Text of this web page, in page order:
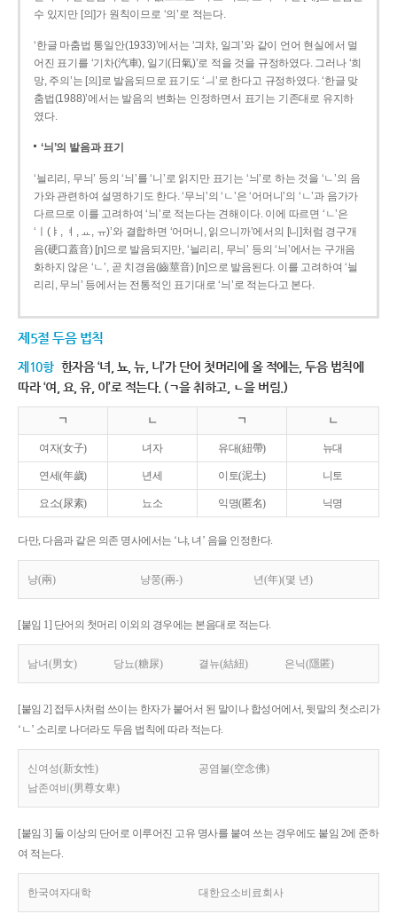
수 있지만 [의]가 원칙이므로 ‘의’로 적는다.
‘한글 마춤법 통일안(1933)’에서는 ‘긔챠, 일긔’와 같이 언어 현실에서 멀
어진 표기를 ‘기차(汽車), 일기(日氣)’로 적을 것을 규정하였다. 그러나 ‘희
망, 주의’는 [의]로 발음되므로 표기도 ‘ㅢ’로 한다고 규정하였다. ‘한글 맞
춤법(1988)’에서는 발음의 변화는 인정하면서 표기는 기존대로 유지하
였다.
‘늬’의 발음과 표기
‘늴리리, 무늬’ 등의 ‘늬’를 ‘니’로 읽지만 표기는 ‘늬’로 하는 것을 ‘ㄴ’의 음
가와 관련하여 설명하기도 한다. ‘무늬’의 ‘ㄴ’은 ‘어머니’의 ‘ㄴ’과 음가가
다르므로 이를 고려하여 ‘늬’로 적는다는 견해이다. 이에 따르면 ‘ㄴ’은
‘ㅣ(ㅑ, ㅕ, ㅛ, ㅠ)’와 결합하면 ‘어머니, 읽으니까’에서의 [니]처럼 경구개
음(硬口蓋音) [ɲ]으로 발음되지만, ‘늴리리, 무늬’ 등의 ‘늬’에서는 구개음
화하지 않은 ‘ㄴ’, 곧 치경음(齒莖音) [n]으로 발음된다. 이를 고려하여 ‘늴
리리, 무늬’ 등에서는 전통적인 표기대로 ‘늬’로 적는다고 본다.
제5절 두음 법칙
제10항 한자음 ‘녀, 뇨, 뉴, 니’가 단어 첫머리에 올 적에는, 두음 법칙에
따라 ‘여, 요, 유, 이’로 적는다. (ㄱ을 취하고, ㄴ을 버림.)
ㄱ ㄴ ㄱ ㄴ
여자(女子) 녀자 유대(紐帶) 뉴대
연세(年歲) 년세 이토(泥土) 니토
요소(尿素) 뇨소 익명(匿名) 닉명
다만, 다음과 같은 의존 명사에서는 ‘냐, 녀’ 음을 인정한다.
냥(兩) 냥쭝(兩-) 년(年)(몇 년)
[붙임 1] 단어의 첫머리 이외의 경우에는 본음대로 적는다.
남녀(男女) 당뇨(糖尿) 결뉴(結紐) 은닉(隱匿)
[붙임 2] 접두사처럼 쓰이는 한자가 붙어서 된 말이나 합성어에서, 뒷말의 첫소리가
‘ㄴ’ 소리로 나더라도 두음 법칙에 따라 적는다.
신여성(新女性)
공염불(空念佛)
남존여비(男尊女卑)
[붙임 3] 둘 이상의 단어로 이루어진 고유 명사를 붙여 쓰는 경우에도 붙임 2에 준하
여 적는다.
한국여자대학 대한요소비료회사